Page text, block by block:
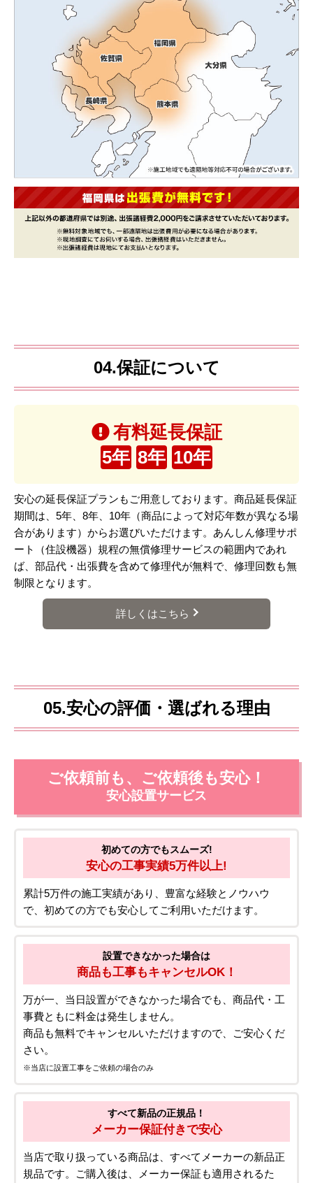
04.保証について
有料延長保証
5年 8年 10年
安心の延長保証プランもご用意しております。商品延長保証
期間は、5年、8年、10年（商品によって対応年数が異なる場
合があります）からお選びいただけます。あんしん修理サポ
ート（住設機器）規程の無償修理サービスの範囲内であれ
ば、部品代・出張費を含めて修理代が無料で、修理回数も無
制限となります。
詳しくはこちら
05.安心の評価・選ばれる理由
ご依頼前も、ご依頼後も安心！
安心設置サービス
初めての方でもスムーズ!
安心の工事実績5万件以上!
累計5万件の施工実績があり、豊富な経験とノウハウ
で、初めての方でも安心してご利用いただけます。
設置できなかった場合は
商品も工事もキャンセルOK！
万が一、当日設置ができなかった場合でも、商品代・工
事費ともに料金は発生しません。
商品も無料でキャンセルいただけますので、ご安心くだ
さい。
※当店に設置工事をご依頼の場合のみ
すべて新品の正規品！
メーカー保証付きで安心
当店で取り扱っている商品は、すべてメーカーの新品正
規品です。ご購入後は、メーカー保証も適用されるた